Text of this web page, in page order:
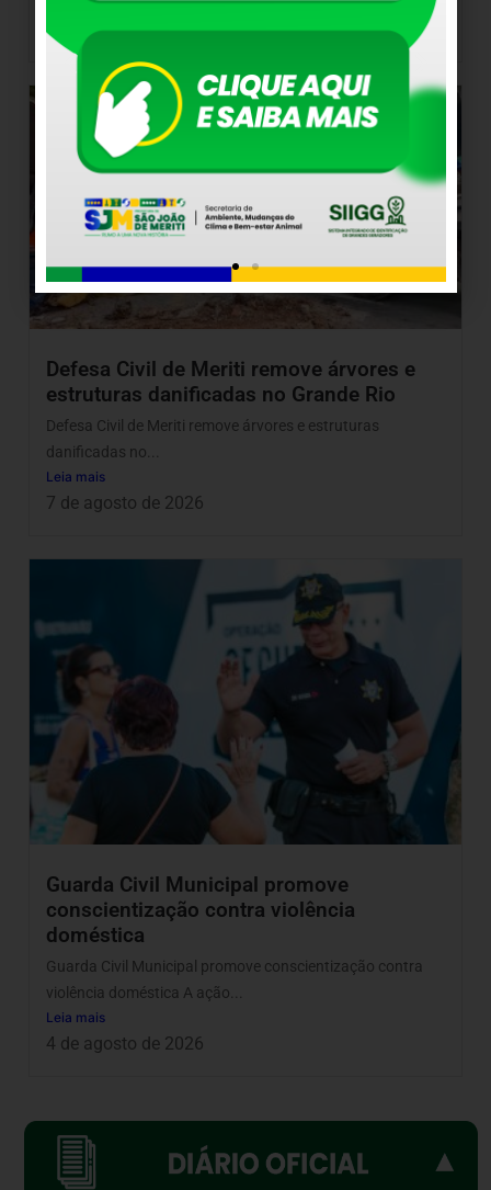
7 de agosto de 2026
Defesa Civil de Meriti remove árvores e
estruturas danificadas no Grande Rio
Defesa Civil de Meriti remove árvores e estruturas
danificadas no...
Leia mais
7 de agosto de 2026
Guarda Civil Municipal promove
conscientização contra violência
doméstica
Guarda Civil Municipal promove conscientização contra
violência doméstica A ação...
Leia mais
4 de agosto de 2026